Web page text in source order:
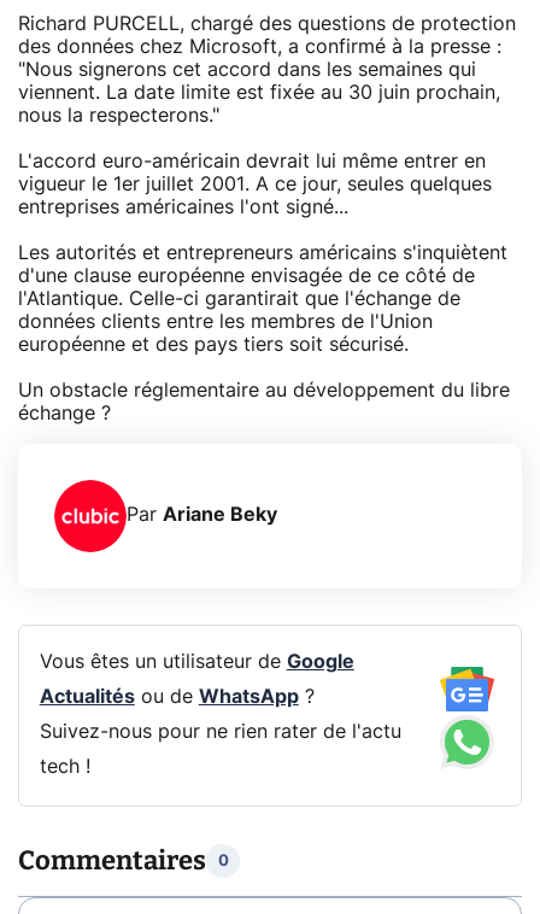
Richard PURCELL, chargé des questions de protection
des données chez Microsoft, a confirmé à la presse :
"Nous signerons cet accord dans les semaines qui
viennent. La date limite est fixée au 30 juin prochain,
nous la respecterons."
L'accord euro-américain devrait lui même entrer en
vigueur le 1er juillet 2001. A ce jour, seules quelques
entreprises américaines l'ont signé...
Les autorités et entrepreneurs américains s'inquiètent
d'une clause européenne envisagée de ce côté de
l'Atlantique. Celle-ci garantirait que l'échange de
données clients entre les membres de l'Union
européenne et des pays tiers soit sécurisé.
Un obstacle réglementaire au développement du libre
échange ?
Par Ariane Beky
Vous êtes un utilisateur de Google
Actualitésou de WhatsApp?
Suivez-nous pour ne rien rater de l'actu
tech !
Commentaires 0